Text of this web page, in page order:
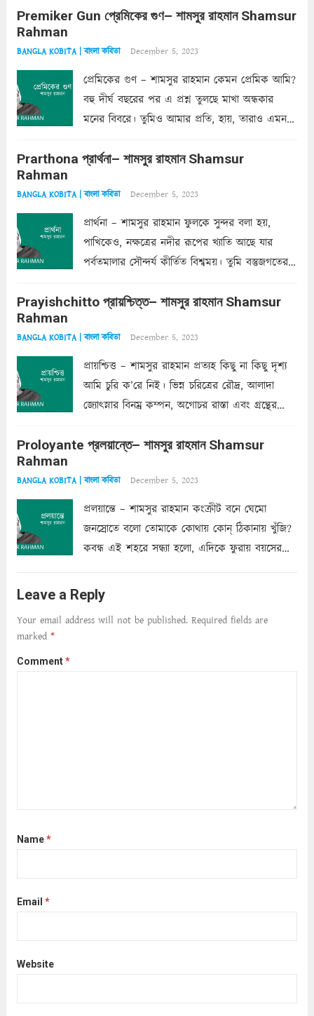
কোথাও কি এরকম ছায়া দেয় ক্লান্তির প্রহরে? মুছে
Premiker Gun প্রেমিকের গুণ– শামসুর রাহমান Shamsur
Rahman
BANGLA KOBITA | বাংলা কবিতা December 5, 2023
প্রেমিকের গুণ – শামসুর রাহমান কেমন প্রেমিক আমি?
বহু দীর্ঘ বছরের পর এ প্রশ্ন তুলছে মাখা অন্ধকার
মনের বিবরে। তুমিও আমার প্রতি, হায়, তারাও এমন
একান্ত জরুরি- নইলে একটি দেয়াল নিমেষেই ভীষণ
Prarthona প্রার্থনা– শামসুর রাহমান Shamsur
Rahman
BANGLA KOBITA | বাংলা কবিতা December 5, 2023
প্রার্থনা – শামসুর রাহমান ফুলকে সুন্দর বলা হয়,
পাখিকেও, নক্ষত্রের নদীর রূপের খ্যাতি আছে যার
পর্বতমালার সৌন্দর্য কীর্তিত বিশ্বময়। তুমি বস্তুজগতের
তার সুষমায় পার্থক্য অনেক। তোমাকে সুন্দরী বলা চলে,
Prayishchitto প্রায়শ্চিত্ত– শামসুর রাহমান Shamsur
Rahman
BANGLA KOBITA | বাংলা কবিতা December 5, 2023
প্রায়শ্চিত্ত – শামসুর রাহমান প্রত্যহ কিছু না কিছু দৃশ্য
আমি চুরি ক’রে নিই। ভিন্ন চরিত্রের রৌদ্র, আলাদা
জ্যোৎস্নার বিনম্র কম্পন, অগোচর রাস্তা এবং গ্রন্থের
ছায়াচ্ছন্ন মোহন মিথুন মূর্তি, লোপামুদ্রা ভীষণ বিব্রত
Proloyante প্রলয়ান্তে– শামসুর রাহমান Shamsur
Rahman
BANGLA KOBITA | বাংলা কবিতা December 5, 2023
প্রলয়ান্তে – শামসুর রাহমান কংক্রীট বনে ঘেমো
জনস্রোতে বলো তোমাকে কোথায় কোন্‌ ঠিকানায় খুঁজি?
কবন্ধ এই শহরে সন্ধ্যা হলো, এদিকে ফুরায় বয়সের
আমার শরীরে সখ্য গড়ে, তোমার গহন ঊর্মিল যৌবন
আনে আশ্বন...
Leave a Reply
Your email address will not be published. Required fields are
marked *
Comment*
Name*
Email *
Website